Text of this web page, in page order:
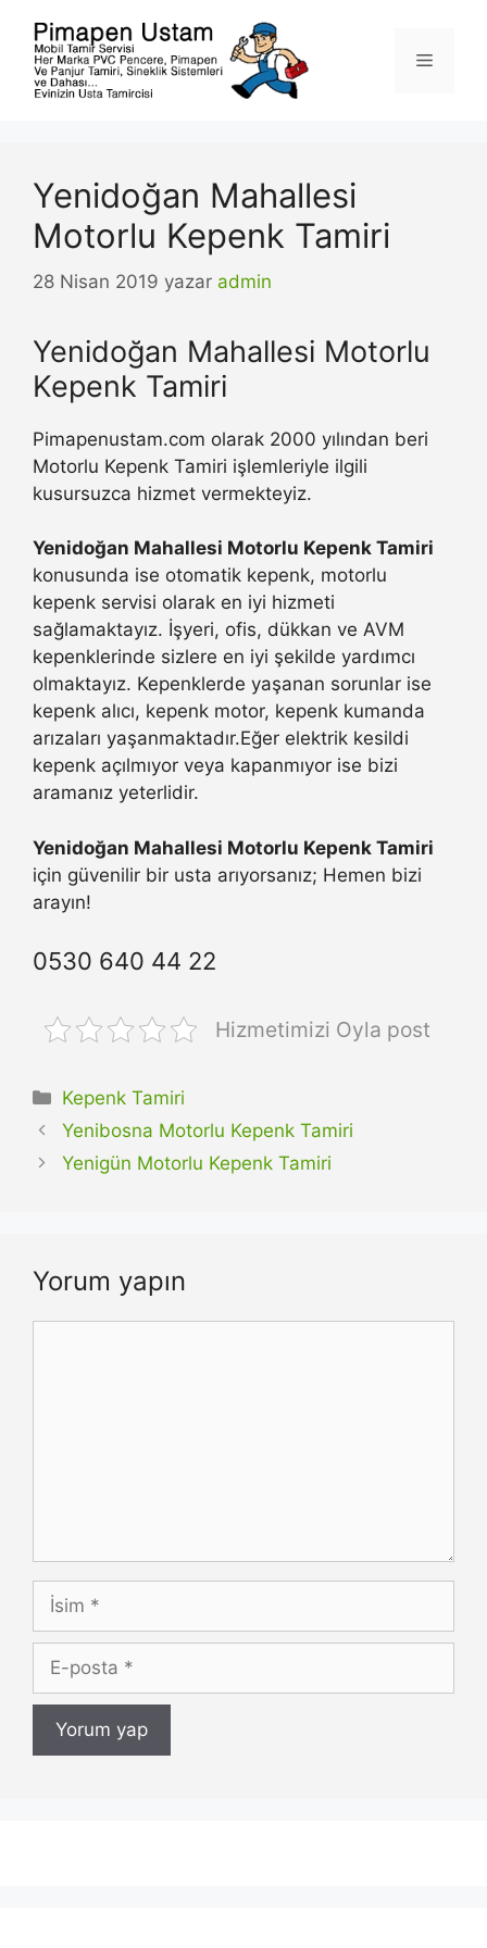
Menü
Yenidoğan Mahallesi
Motorlu Kepenk Tamiri
28 Nisan 2019 yazar admin
Yenidoğan Mahallesi Motorlu
Kepenk Tamiri
Pimapenustam.com olarak 2000 yılından beri
Motorlu Kepenk Tamiri işlemleriyle ilgili
kusursuzca hizmet vermekteyiz.
Yenidoğan Mahallesi Motorlu Kepenk Tamiri
konusunda ise otomatik kepenk, motorlu
kepenk servisi olarak en iyi hizmeti
sağlamaktayız. İşyeri, ofis, dükkan ve AVM
kepenklerinde sizlere en iyi şekilde yardımcı
olmaktayız. Kepenklerde yaşanan sorunlar ise
kepenk alıcı, kepenk motor, kepenk kumanda
arızaları yaşanmaktadır.Eğer elektrik kesildi
kepenk açılmıyor veya kapanmıyor ise bizi
aramanız yeterlidir.
Yenidoğan Mahallesi Motorlu Kepenk Tamiri
için güvenilir bir usta arıyorsanız; Hemen bizi
arayın!
0530 640 44 22
Hizmetimizi Oyla post
Kategoriler
Kepenk Tamiri
Yenibosna Motorlu Kepenk Tamiri
Yenigün Motorlu Kepenk Tamiri
Yorum yapın
İsim
posta